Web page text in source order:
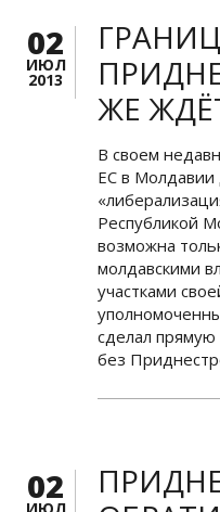
02
ИЮЛ
2013
ЖЕ
В своем
ЕС в
Республикой
возможна
молдавскими
участками
сделал
без
02